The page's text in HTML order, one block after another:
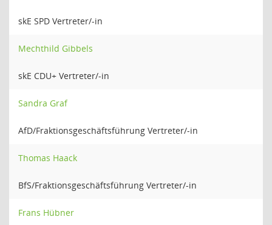
skE SPD Vertreter/-in
Mechthild Gibbels
skE CDU+ Vertreter/-in
Sandra Graf
AfD/Fraktionsgeschäftsführung Vertreter/-in
Thomas Haack
BfS/Fraktionsgeschäftsführung Vertreter/-in
Frans Hübner